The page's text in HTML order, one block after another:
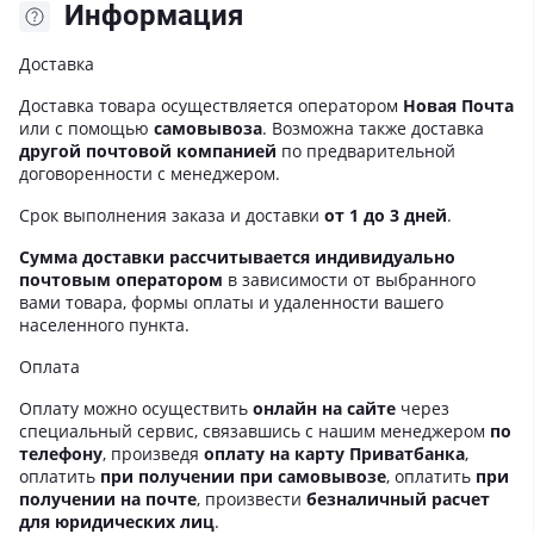
Информация
Доставка
Доставка товара осуществляется оператором Новая Почта
или с помощью самовывоза. Возможна также доставка
другой почтовой компанией по предварительной
договоренности с менеджером.
Срок выполнения заказа и доставки от 1 до 3 дней.
Сумма доставки рассчитывается индивидуально
почтовым оператором в зависимости от выбранного
вами товара, формы оплаты и удаленности вашего
населенного пункта.
Оплата
Оплату можно осуществить онлайн на сайте через
специальный сервис, связавшись с нашим менеджером по
телефону, произведя оплату на карту Приватбанка,
оплатить при получении при самовывозе, оплатить при
получении на почте, произвести безналичный расчет
для юридических лиц.